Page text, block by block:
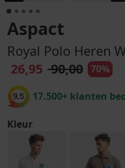
Aspact
Royal Polo Heren
26,95 90,00 70%
9.5 17.500+ klanten
Kleur